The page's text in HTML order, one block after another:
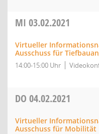
MI 03.02.2021
Virtueller
Ausschuss für
14:00-15:00 Uhr
DO 04.02.2021
Virtueller
Ausschuss für Mobilität